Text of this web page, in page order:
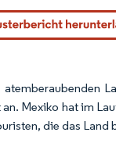
CC BY 4.0.
Mexiko hat im
die das Land